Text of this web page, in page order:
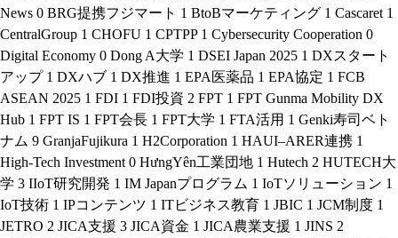
News 0 BRG提携フジマート 1 BtoBマーケティング 1 Cascaret 1
CentralGroup 1 CHOFU 1 CPTPP 1 Cybersecurity Cooperation 0
Digital Economy 0 Dong A大学 1 DSEI Japan 2025 1 DXスタート
アップ 1 DXハブ 1 DX推進 1 EPA医薬品 1 EPA協定 1 FCB
ASEAN 2025 1 FDI 1 FDI投資 2 FPT 1 FPT Gunma Mobility DX
Hub 1 FPT IS 1 FPT会長 1 FPT大学 1 FTA活用 1 Genki寿司ベト
ナム 9 GranjaFujikura 1 H2Corporation 1 HAUI–ARER連携 1
High-Tech Investment 0 HưngYên工業団地 1 Hutech 2 HUTECH大
学 3 IIoT研究開発 1 IM Japanプログラム 1 IoTソリューション 1
IoT技術 1 IPコンテンツ 1 ITビジネス教育 1 JBIC 1 JCM制度 1
JETRO 2 JICA支援 3 JICA資金 1 JICA農業支援 1 JINS 2